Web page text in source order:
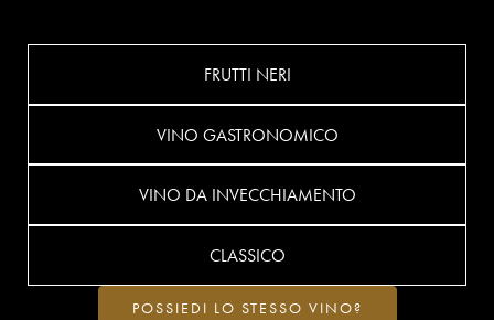
FRUTTI NERI
VINO GASTRONOMICO
VINO DA INVECCHIAMENTO
CLASSICO
POSSIEDI LO STESSO VINO?